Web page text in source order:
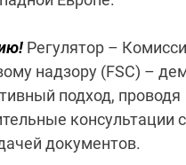
Регулятор –
надзору (FSC) –
подход, проводя
консультации
документов.